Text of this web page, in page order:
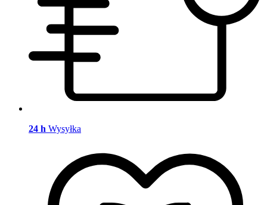
24 h Wysyłka